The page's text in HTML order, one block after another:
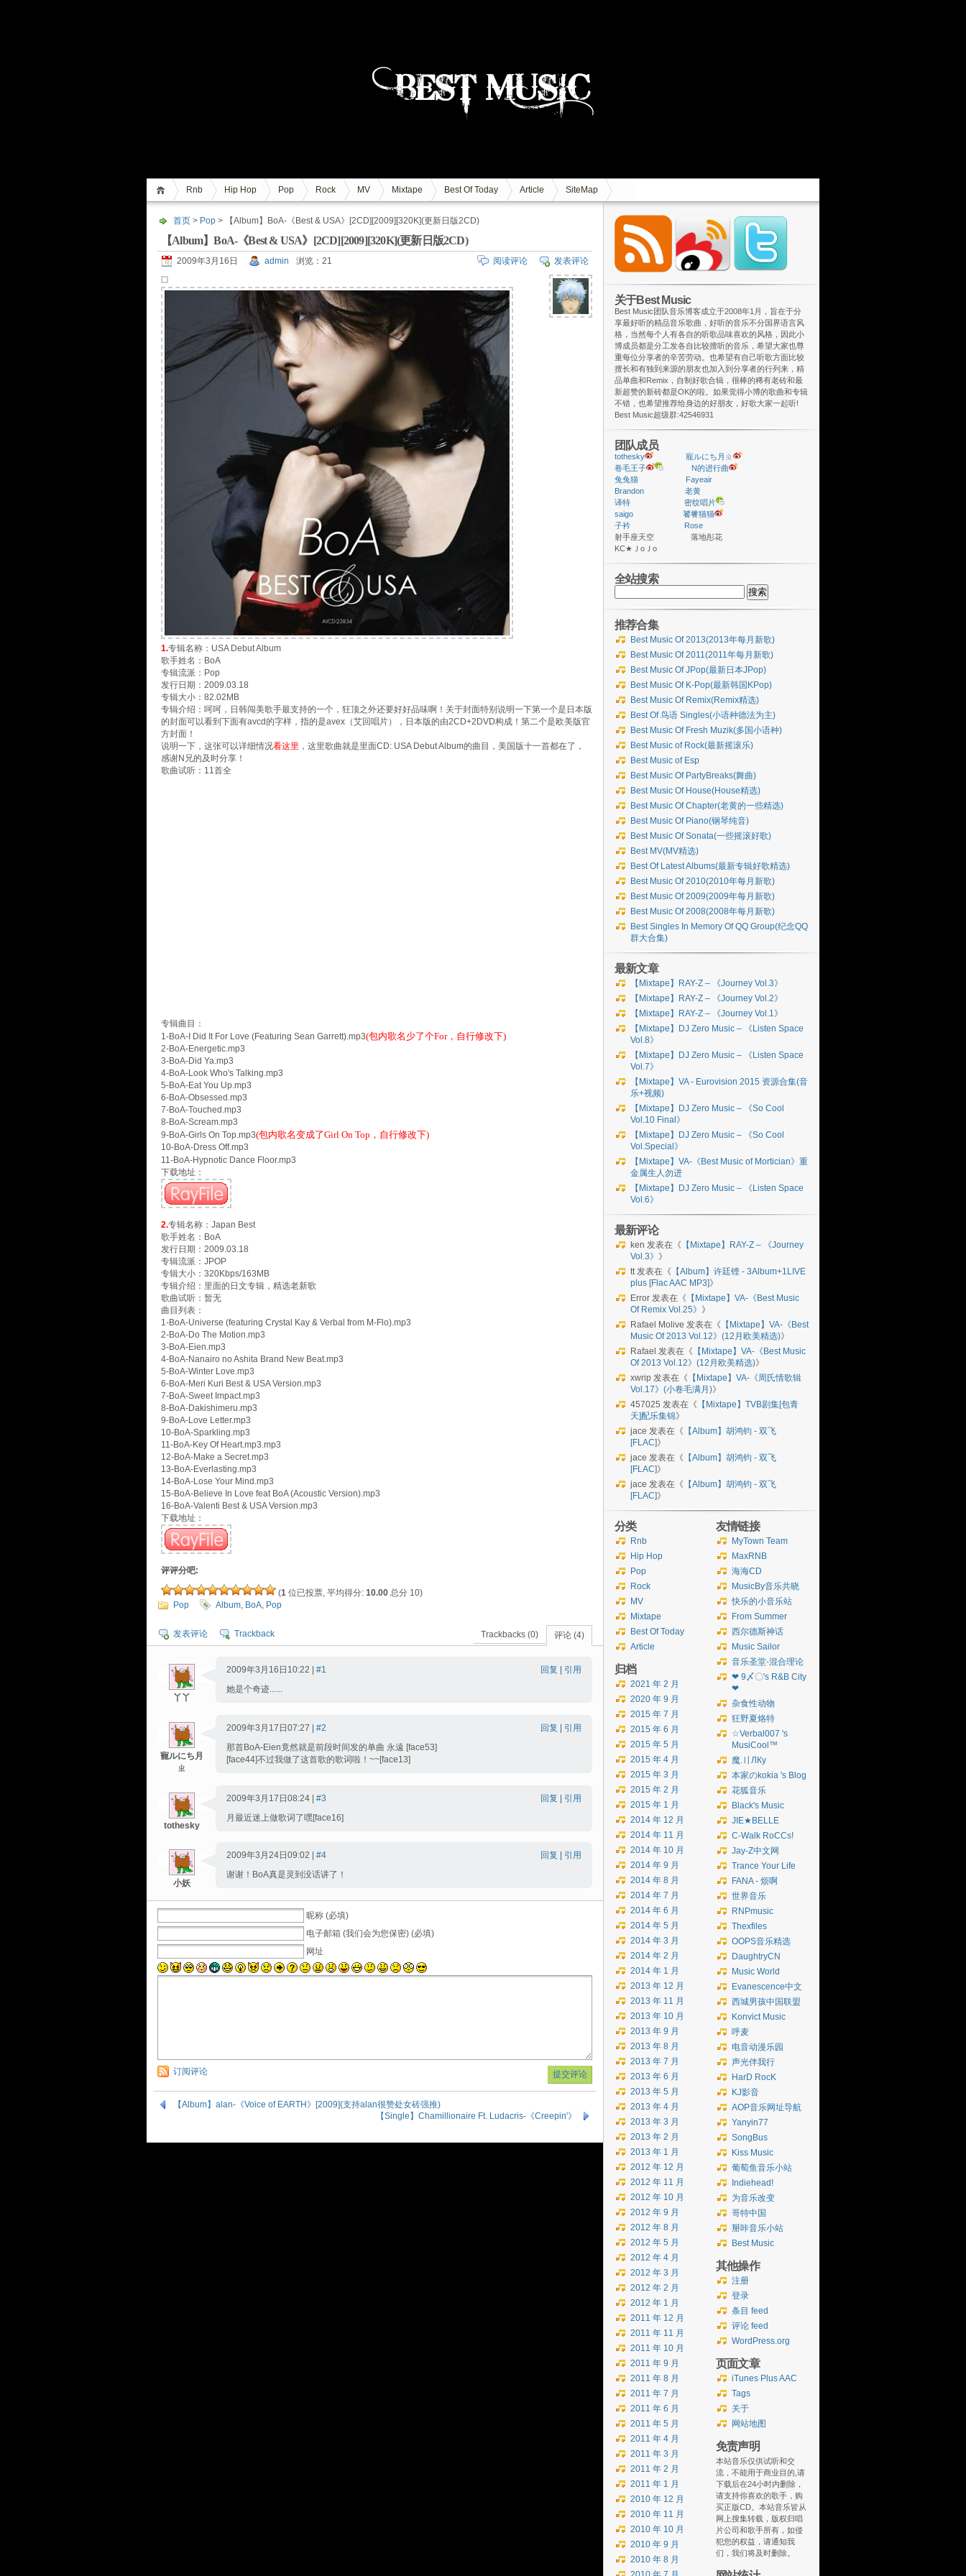
Rnb Hip Hop Pop Rock MV Mixtape Best Of Today Article SiteMap
首页 > Pop > 【Album】BoA-《Best & USA》[2CD][2009][320K](更新日版2CD)
【Album】BoA-《Best & USA》[2CD][2009][320K](更新日版2CD)
2009年3月16日 admin 浏览：21 发表评论
阅读评论
1.专辑名称：USA Debut Album
歌手姓名： BoA
专辑流派 ：Pop
发行日期：2009.03.18
专辑大小：82.02MB
专辑介绍：呵呵，日韩闯美歌手最支持的一个，狂顶之外还要好好品味啊！关于封面特别说明一下第一个是日本版
的封面可以看到下面有avcd的字样，指的是avex（艾回唱片），日本版的由2CD+2DVD构成！第二个是欧美版官
方封面！
说明一下，这张可以详细情况看这里 ，这里歌曲就是里面CD: USA Debut Album的曲目，美国版十一首都在了，
感谢N兄的及时分享！
歌曲试听：11首全
专辑曲目：
1-BoA-I Did It For Love (Featuring Sean Garrett).mp3(包内歌名少了个For，自行修改下)
2-BoA-Energetic.mp3
3-BoA-Did Ya.mp3
4-BoA-Look Who's Talking.mp3
5-BoA-Eat You Up.mp3
6-BoA-Obsessed.mp3
7-BoA-Touched.mp3
8-BoA-Scream.mp3
9-BoA-Girls On Top.mp3(包内歌名变成了Girl On Top，自行修改下)
10-BoA-Dress Off.mp3
11-BoA-Hypnotic Dance Floor.mp3
下载地址：
2.专辑名称：Japan Best
歌手姓名：BoA
发行日期：2009.03.18
专辑流派：JPOP
专辑大小：320Kbps/163MB
专辑介绍：里面的日文专辑，精选老新歌
歌曲试听：暂无
曲目列表：
1-BoA-Universe (featuring Crystal Kay & Verbal from M-Flo).mp3
2-BoA-Do The Motion.mp3
3-BoA-Eien.mp3
4-BoA-Nanairo no Ashita Brand New Beat.mp3
5-BoA-Winter Love.mp3
6-BoA-Meri Kuri Best & USA Version.mp3
7-BoA-Sweet Impact.mp3
8-BoA-Dakishimeru.mp3
9-BoA-Love Letter.mp3
10-BoA-Sparkling.mp3
11-BoA-Key Of Heart.mp3.mp3
12-BoA-Make a Secret.mp3
13-BoA-Everlasting.mp3
14-BoA-Lose Your Mind.mp3
15-BoA-Believe In Love feat BoA (Acoustic Version).mp3
16-BoA-Valenti Best & USA Version.mp3
下载地址：
评评分吧:
(1 位已投票, 平均得分: 10.00 总分 10)
Pop
Album, BoA, Pop
评论 (4)
Trackbacks (0)
发表评论 Trackback
丫丫
2009年3月16日10:22 | #1 回复
引用
她是个奇迹......
寵ルにち月
ㄓ
2009年3月17日07:27 | #2 回复
引用
那首BoA-Eien竟然就是前段时间发的单曲 永遠 [face53]
[face44]不过我做了这首歌的歌词啦！~~[face13]
tothesky
2009年3月17日08:24 | #3 回复
引用
月最近迷上做歌词了嘿[face16]
小妖
2009年3月24日09:02 | #4 回复
引用
谢谢！BoA真是灵到没话讲了！
昵称 (必填)
电子邮箱 (我们会为您保密) (必填)
网址
订阅评论
【Album】alan-《Voice of EARTH》[2009](支持alan很赞处女砖强推)
【Single】Chamillionaire Ft. Ludacris-《Creepin'》
关于Best Music
Best Music团队音乐博客成立于2008年1月，旨在于分
享最好听的精品音乐歌曲，好听的音乐不分国界语言风
格，当然每个人有各自的听歌品味喜欢的风格，因此小
博成员都是分工发各自比较擅听的音乐，希望大家也尊
重每位分享者的辛苦劳动。也希望有自己听歌方面比较
擅长和有独到来源的朋友也加入到分享者的行列来，精
品单曲和Remix，自制好歌合辑，很棒的稀有老砖和最
新超赞的新砖都是OK的啦。如果觉得小博的歌曲和专辑
不错，也希望推荐给身边的好朋友，好歌大家一起听!
Best Music超级群:42546931
团队成员
tothesky
寵ルにち月ㄓ
卷毛王子
N的进行曲
兔兔猫
Fayeair
Brandon
老黄
译特
密纹唱片
saigo
饕餮猫猫
子衿
Rose
射手座天空 落地彤花
ΚС★ＪoＪo
全站搜索
索：
推荐合集
Best Music Of 2013(2013年每月新歌)
Best Music Of 2011(2011年每月新歌)
Best Music Of JPop(最新日本JPop)
Best Music Of K-Pop(最新韩国KPop)
Best Music Of Remix(Remix精选)
Best Of 鸟语 Singles(小语种德法为主)
Best Music Of Fresh Muzik(多国小语种)
Best Music of Rock(最新摇滚乐)
Best Music of Esp
Best Music Of PartyBreaks(舞曲)
Best Music Of House(House精选)
Best Music Of Chapter(老黄的一些精选)
Best Music Of Piano(钢琴纯音)
Best Music Of Sonata(一些摇滚好歌)
Best MV(MV精选)
Best Of Latest Albums(最新专辑好歌精选)
Best Music Of 2010(2010年每月新歌)
Best Music Of 2009(2009年每月新歌)
Best Music Of 2008(2008年每月新歌)
Best Singles In Memory Of QQ Group(纪念QQ
群大合集)
最新文章
【Mixtape】RAY-Z – 《Journey Vol.3》
【Mixtape】RAY-Z – 《Journey Vol.2》
【Mixtape】RAY-Z – 《Journey Vol.1》
【Mixtape】DJ Zero Music – 《Listen Space
Vol.8》
【Mixtape】DJ Zero Music – 《Listen Space
Vol.7》
【Mixtape】VA - Eurovision 2015 资源合集(音
乐+视频)
【Mixtape】DJ Zero Music – 《So Cool
Vol.10 Final》
【Mixtape】DJ Zero Music – 《So Cool
Vol.Special》
【Mixtape】VA-《Best Music of Mortician》重
金属生人勿进
【Mixtape】DJ Zero Music – 《Listen Space
Vol.6》
最新评论
ken 发表在《 【Mixtape】RAY-Z – 《Journey
Vol.3》 》
tt发表在《 【Album】许廷铿 - 3Album+1LIVE
plus [Flac AAC MP3]》
Error 发表在《 【Mixtape】VA-《Best Music
Of Remix Vol.25》 》
Rafael Molive 发表在《 【Mixtape】VA-《Best
Music Of 2013 Vol.12》(12月欧美精选)》
Rafael 发表在《 【Mixtape】VA-《Best Music
Of 2013 Vol.12》(12月欧美精选)》
xwrip 发表在《 【Mixtape】VA-《周氏情歌辑
Vol.17》(小卷毛满月)》
457025 发表在《 【Mixtape】TVB剧集[包青
天]配乐集锦》
jace 发表在《 【Album】胡鸿钧 - 双飞
[FLAC]》
jace 发表在《 【Album】胡鸿钧 - 双飞
[FLAC]》
jace 发表在《 【Album】胡鸿钧 - 双飞
[FLAC]》
友情链接
MyTown Team
MaxRNB
海海CD
MusicBy音乐共晓
快乐的小音乐站
From Summer
西尔德斯神话
Music Sailor
音乐圣堂-混合理论
❤ 9〆〇's R&B City
❤
杂食性动物
狂野夏烙特
☆Verbal007 's
MusiCool™
魔.〢ЛКу
本家のkokia 's Blog
花狐音乐
Black's Music
JIE★BELLE
C-Walk RoCCs!
Jay-Z中文网
Trance Your Life
FANA - 烦啊
世界音乐
RNPmusic
Thexfiles
OOPS音乐精选
DaughtryCN
Music World
Evanescence中文
西城男孩中国联盟
Konvict Music
呼麦
电音动漫乐园
声光伴我行
HarD RocK
KJ影音
AOP音乐网址导航
Yanyin77
SongBus
Kiss Music
葡萄鱼音乐小站
Indiehead!
为音乐改变
哥特中国
掰咔音乐小站
Best Music
其他操作
注册
登录
条目 feed
评论 feed
WordPress.org
页面文章
iTunes Plus AAC
Tags
关于
网站地图
免责声明
本站音乐仅供试听和交
流，不能用于商业目的,请
下载后在24小时内删除，
请支持你喜欢的歌手，购
买正版CD。本站音乐皆从
网上搜集转载，版权归唱
片公司和歌手所有，如侵
犯您的权益，请通知我
们，我们将及时删除。
分类
Rnb
Hip Hop
Pop
Rock
MV
Mixtape
Best Of Today
Article
归档
2021 年 2 月
2020 年 9 月
2015 年 7 月
2015 年 6 月
2015 年 5 月
2015 年 4 月
2015 年 3 月
2015 年 2 月
2015 年 1 月
2014 年 12 月
2014 年 11 月
2014 年 10 月
2014 年 9 月
2014 年 8 月
2014 年 7 月
2014 年 6 月
2014 年 5 月
2014 年 3 月
2014 年 2 月
2014 年 1 月
2013 年 12 月
2013 年 11 月
2013 年 10 月
2013 年 9 月
2013 年 8 月
2013 年 7 月
2013 年 6 月
2013 年 5 月
2013 年 4 月
2013 年 3 月
2013 年 2 月
2013 年 1 月
2012 年 12 月
2012 年 11 月
2012 年 10 月
2012 年 9 月
2012 年 8 月
2012 年 5 月
2012 年 4 月
2012 年 3 月
2012 年 2 月
2012 年 1 月
2011 年 12 月
2011 年 11 月
2011 年 10 月
2011 年 9 月
2011 年 8 月
2011 年 7 月
2011 年 6 月
2011 年 5 月
2011 年 4 月
2011 年 3 月
2011 年 2 月
2011 年 1 月
2010 年 12 月
2010 年 11 月
2010 年 10 月
2010 年 9 月
2010 年 8 月